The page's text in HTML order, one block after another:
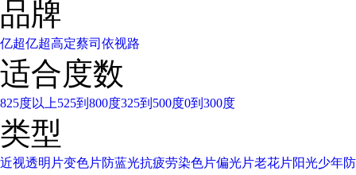
品牌
亿超亿超高定蔡司 依视路
适合度数
825度以上525到800度325到500度0到300度
类型
近视透明片变色片防蓝光抗疲劳染色片偏光片老花片阳光少年